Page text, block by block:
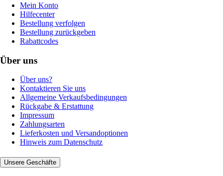
Mein Konto
Hilfecenter
Bestellung verfolgen
Bestellung zurückgeben
Rabattcodes
Über uns
Über uns?
Kontaktieren Sie uns
Allgemeine Verkaufsbedingungen
Rückgabe & Erstattung
Impressum
Zahlungsarten
Lieferkosten und Versandoptionen
Hinweis zum Datenschutz
Unsere Geschäfte